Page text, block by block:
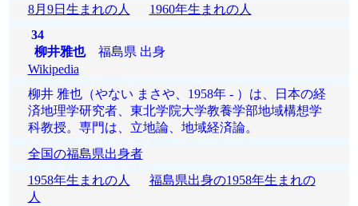
8月9日生まれの人
1960年生まれの人
34
柳井雅也福島県 出身
Wikipedia
柳井 雅也（やない まさや、1958年 - ）は、日本の経
済地理学研究者、東北学院大学教養学部地域構想学
科教授。専門は、立地論、地域経済論。
全国の福島県出身者
1958年生まれの人
福島県出身の1958年生まれの
人